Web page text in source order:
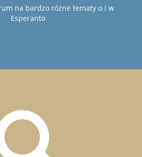
na bardzo różne tematy o i w
Esperanto